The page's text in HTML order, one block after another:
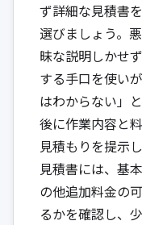
ず詳細な見積書
選びましょう。
昧な説明しかせ
する手口を使い
はわからない」
後に作業内容と
見積もりを提示
見積書には、基
の他追加料金の
るかを確認し、